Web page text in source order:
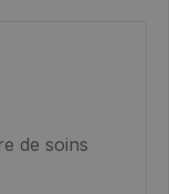
de soins